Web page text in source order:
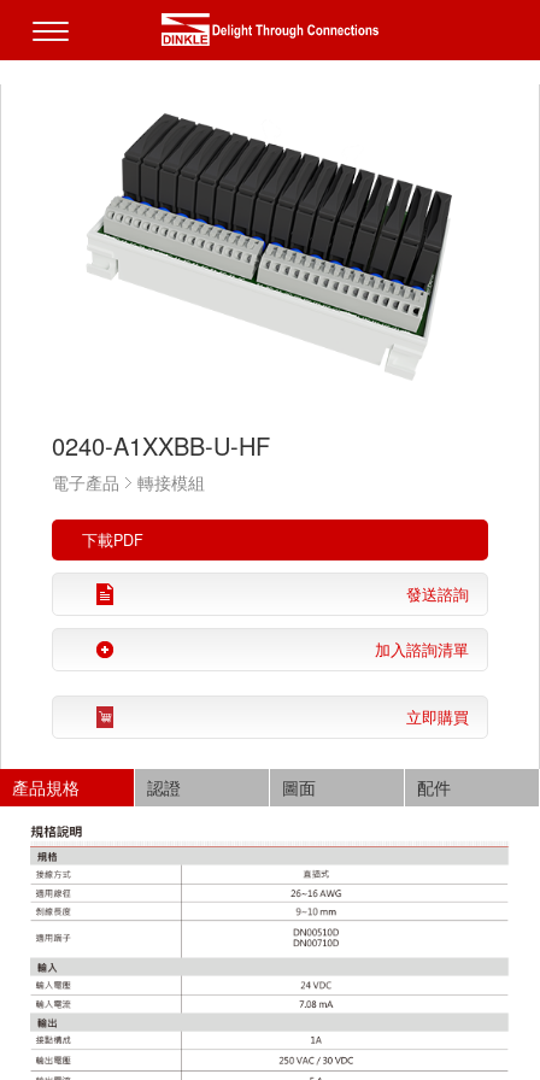
0240-A1XXBB-U-HF
電子產品 轉接模組
下載PDF
發送諮詢
加入諮詢清單
立即購買
產品規格 認證 圖面 配件